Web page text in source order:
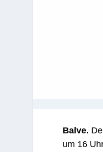
Balve.
um 16